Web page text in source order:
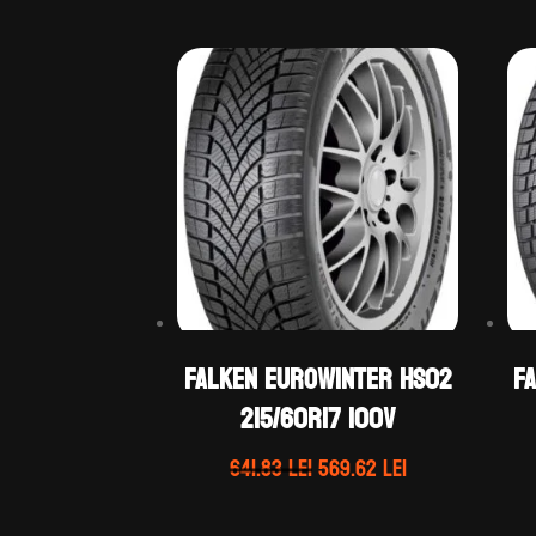
Falken EUROWINTER HS02
215/60R17 100V
641.83leiPrețul
569.62leiPrețul